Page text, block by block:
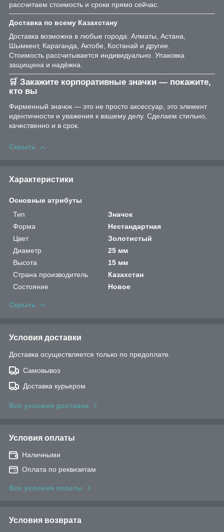
рассчитаем стоимость и сроки прямо сейчас.
Доставка по всему Казахстану
Доставка возможна в любые города: Алматы, Астана,
Шымкент, Караганда, Актобе, Костанай и другие.
Стоимость рассчитывается индивидуально. Упаковка
защищена и надёжна.
🛒 Закажите корпоративные значки — покажите,
кто вы
Фирменный значок — это не просто аксессуар, это элемент
идентичности и уважения к вашему делу. Сделаем стильно,
качественно и в срок.
Скрыть
Характеристики
Основные атрибуты
Тип
Значок
Форма
Нестандартная
Цвет
Золотистый
Диаметр
25 мм
Высота
15 мм
Страна производитель
Казахстан
Состояние
Новое
Скрыть
Условия доставки
Доставка осуществляется только по предоплате.
Самовывоз
Доставка курьером
Все условия доставки
Условия оплаты
Наличными
Оплата по реквизитам
Все условия оплаты
Условия возврата